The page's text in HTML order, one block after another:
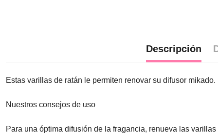
Descripción
Estas varillas de ratán le permiten renovar su difusor
Nuestros consejos de uso
Para una óptima difusión de la fragancia, renueva las